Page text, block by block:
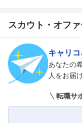
スカウト・オフ
キャリ
あなたの
人をお届
転職サ